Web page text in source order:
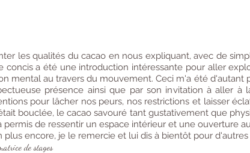
les qualités du cacao en nous expliquant, avec de
concis a été une introduction intéressante pour aller
mental au travers du mouvement. Ceci m'a été d'autant
présence ainsi que par son invitation à aller
pour lâcher nos peurs, nos restrictions et laisser
bouclée, le cacao savouré tant gustativement que
de ressentir un espace intérieur et une ouverture
plus encore, je le remercie et lui dis à bientôt pour d'autres
de stages